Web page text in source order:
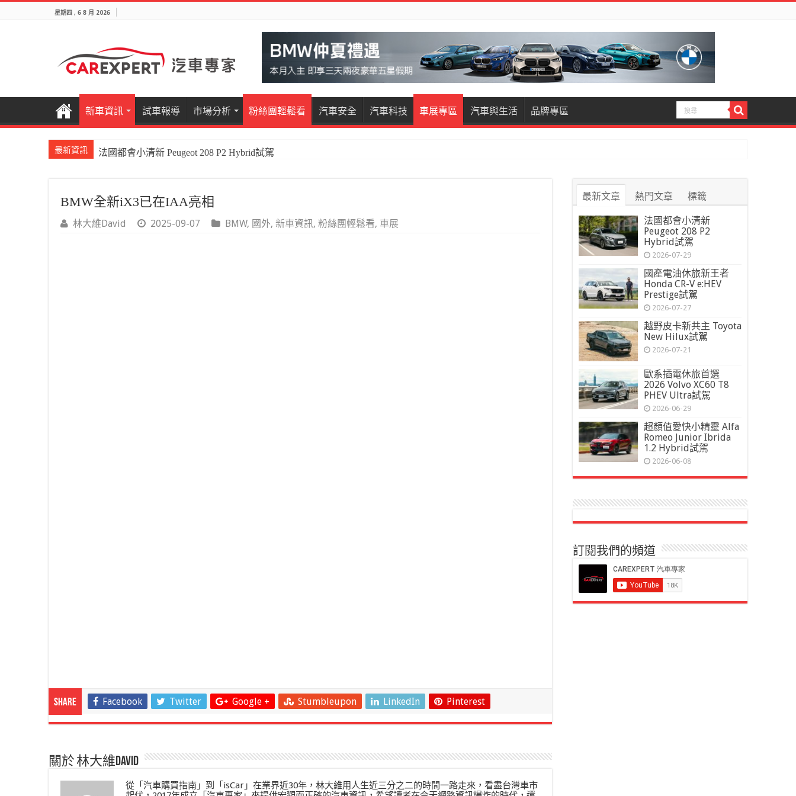
星期四 , 6 8 月 2026
新車資訊 試車報導 市場分析 粉絲團輕鬆看 汽車安全 汽車科技 車展專區 汽車與生活 品牌專區
最新資訊 法國都會小清新 Peugeot 208 P2 Hybrid試駕
BMW全新iX3已在IAA亮相
林大維David 2025-09-07 BMW, 國外, 新車資訊, 粉絲團輕鬆看, 車展
Share Facebook Twitter Google + Stumbleupon LinkedIn Pinterest
關於 林大維David
從「汽車購買指南」到「isCar」在業界近30年，林大維用人生近三分之二的時間一路走來，看盡台灣車市
最新文章 熱門文章 標籤
法國都會小清新
Peugeot 208 P2
Hybrid試駕
2026-07-29
國產電油休旅新王者
Honda CR-V e:HEV
Prestige試駕
2026-07-27
越野皮卡新共主 Toyota
New Hilux試駕
2026-07-21
歐系插電休旅首選
2026 Volvo XC60 T8
PHEV Ultra試駕
2026-06-29
超顏值愛快小精靈 Alfa
Romeo Junior Ibrida
1.2 Hybrid試駕
2026-06-08
訂閱我們的頻道